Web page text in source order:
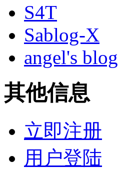
S4T
Sablog-X
angel's blog
其他信息
立即注册
用户登陆